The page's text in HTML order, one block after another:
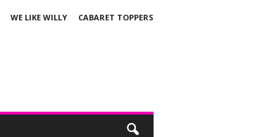
WE LIKE WILLY
CABARET TOPPERS